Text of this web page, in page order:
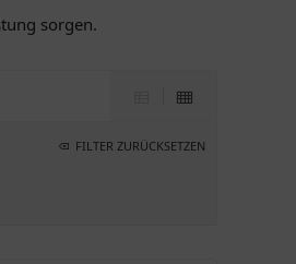
sorgen.
FILTER ZURÜCKSETZEN